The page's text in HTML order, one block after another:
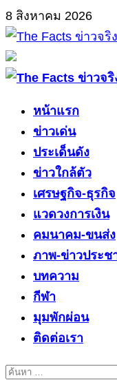
Skip
to
content
8 สิงหาคม 2026
Primary
หน้าแรก
ข่าวเด่น
ประเด็นดัง
ข่าวใกล้ตัว
เศรษฐกิจ-ธุรกิจ
แวดวงการเงิน
คมนาคม-ขนส่ง
ภาพ-ข่าวประช
บทความ
กีฬา
มุมพักผ่อน
ติดต่อเรา
ค้นหา